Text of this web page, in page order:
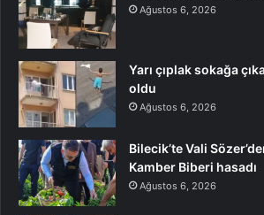
Ağustos 6, 2026
Yarı çıplak sokağa
oldu
Ağustos 6, 2026
Bilecik’te Vali
Kamber Biberi hasadı
Ağustos 6, 2026